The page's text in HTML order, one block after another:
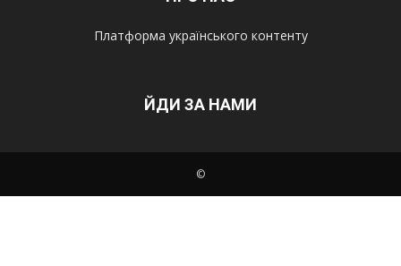
Платформа українського контенту
ЙДИ ЗА НАМИ
©